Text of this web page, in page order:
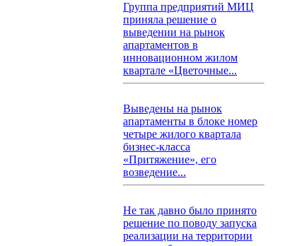
Группа предприятий МИЦ
приняла решение о
выведении на рынок
апартаментов в
инновационном жилом
квартале «Цветочные...
Выведены на рынок
апартаменты в блоке номер
четыре жилого квартала
бизнес-класса
«Притяжение», его
возведение...
Не так давно было принято
решение по поводу запуска
реализации на территории